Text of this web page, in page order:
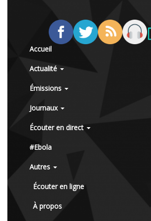
Accueil
Actualité
Émissions
Journaux
Écouter en direct
#Ebola
Autres
Écouter en ligne
À propos